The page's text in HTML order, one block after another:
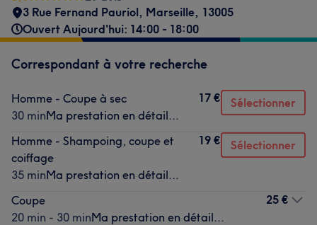
3 Rue Fernand Pauriol, Marseille, 13005
Ouvert Aujourd'hui: 14:00 - 18:00
Correspondant à votre recherche
Homme - Coupe à sec
30 minMa prestation en détail...
17 € Sélectionner
Homme - Shampoing, coupe et
coiffage
35 minMa prestation en détail...
19 € Sélectionner
Coupe
20 min - 30 minMa prestation en détail...
25 €